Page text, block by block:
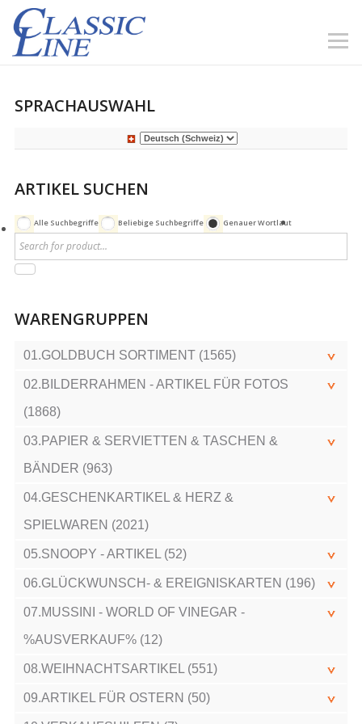
SPRACHAUSWAHL
ARTIKEL SUCHEN
Alle Suchbegriffe Beliebige Suchbegriffe Genauer Wortlaut
WARENGRUPPEN
01.GOLDBUCH SORTIMENT (1565)
02.BILDERRAHMEN - ARTIKEL FÜR FOTOS
(1868)
03.PAPIER & SERVIETTEN & TASCHEN &
BÄNDER (963)
04.GESCHENKARTIKEL & HERZ &
SPIELWAREN (2021)
05.SNOOPY - ARTIKEL (52)
06.GLÜCKWUNSCH- & EREIGNISKARTEN (196)
07.MUSSINI - WORLD OF VINEGAR -
%AUSVERKAUF% (12)
08.WEIHNACHTSARTIKEL (551)
09.ARTIKEL FÜR OSTERN (50)